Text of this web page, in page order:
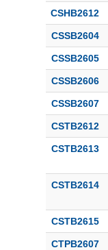
CSHB2612
CSSB2604
CSSB2605
CSSB2606
CSSB2607
CSTB2612
CSTB2613
CSTB2614
CSTB2615
CTPB2607